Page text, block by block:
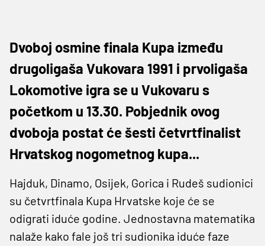
Dvoboj osmine finala Kupa između
drugoligaša Vukovara 1991 i prvoligaša
Lokomotive igra se u Vukovaru s
početkom u 13.30. Pobjednik ovog
dvoboja postat će šesti četvrtfinalist
Hrvatskog nogometnog kupa...
Hajduk, Dinamo, Osijek, Gorica i Rudeš sudionici
su četvrtfinala Kupa Hrvatske koje će se
odigrati iduće godine. Jednostavna matematika
nalaže kako fale još tri sudionika iduće faze